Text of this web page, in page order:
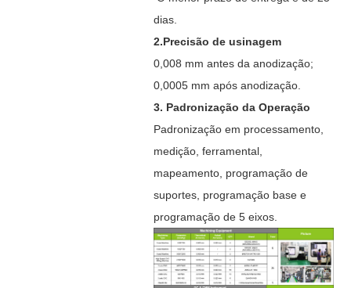
dias.
2.Precisão de usinagem
0,008 mm antes da anodização;
0,0005 mm após anodização.
3. Padronização da Operação
Padronização em processamento,
medição, ferramental,
mapeamento, programação de
suportes, programação base e
programação de 5 eixos.